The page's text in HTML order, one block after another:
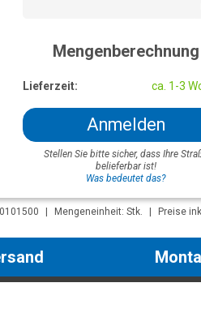
Mengenberechnung
Lieferzeit: ca. 1-3
Anmelden
Stellen Sie bitte sicher, dass Ihre
belieferbar ist!
Was bedeutet das?
Mengeneinheit: Stk. Preise